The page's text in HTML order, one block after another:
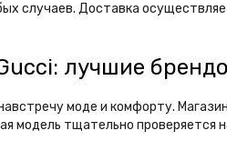
случаев. Доставка
лучшие
моде и комфорту.
модель тщательно